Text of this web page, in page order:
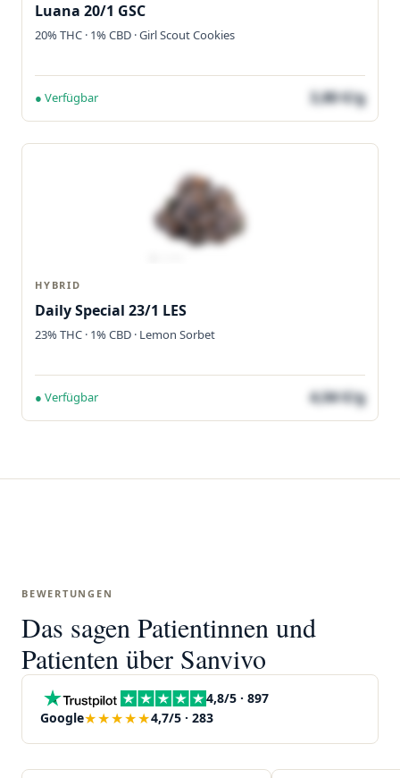
Luana 20/1 GSC
20% THC · 1% CBD · Girl Scout Cookies
● Verfügbar 3,80 €/g
HYBRID
Daily Special 23/1 LES
23% THC · 1% CBD · Lemon Sorbet
● Verfügbar 4,04 €/g
BEWERTUNGEN
Das sagen Patientinnen und
Patienten über Sanvivo
4,8/5 · 897
Google★★★★★4,7/5 · 283